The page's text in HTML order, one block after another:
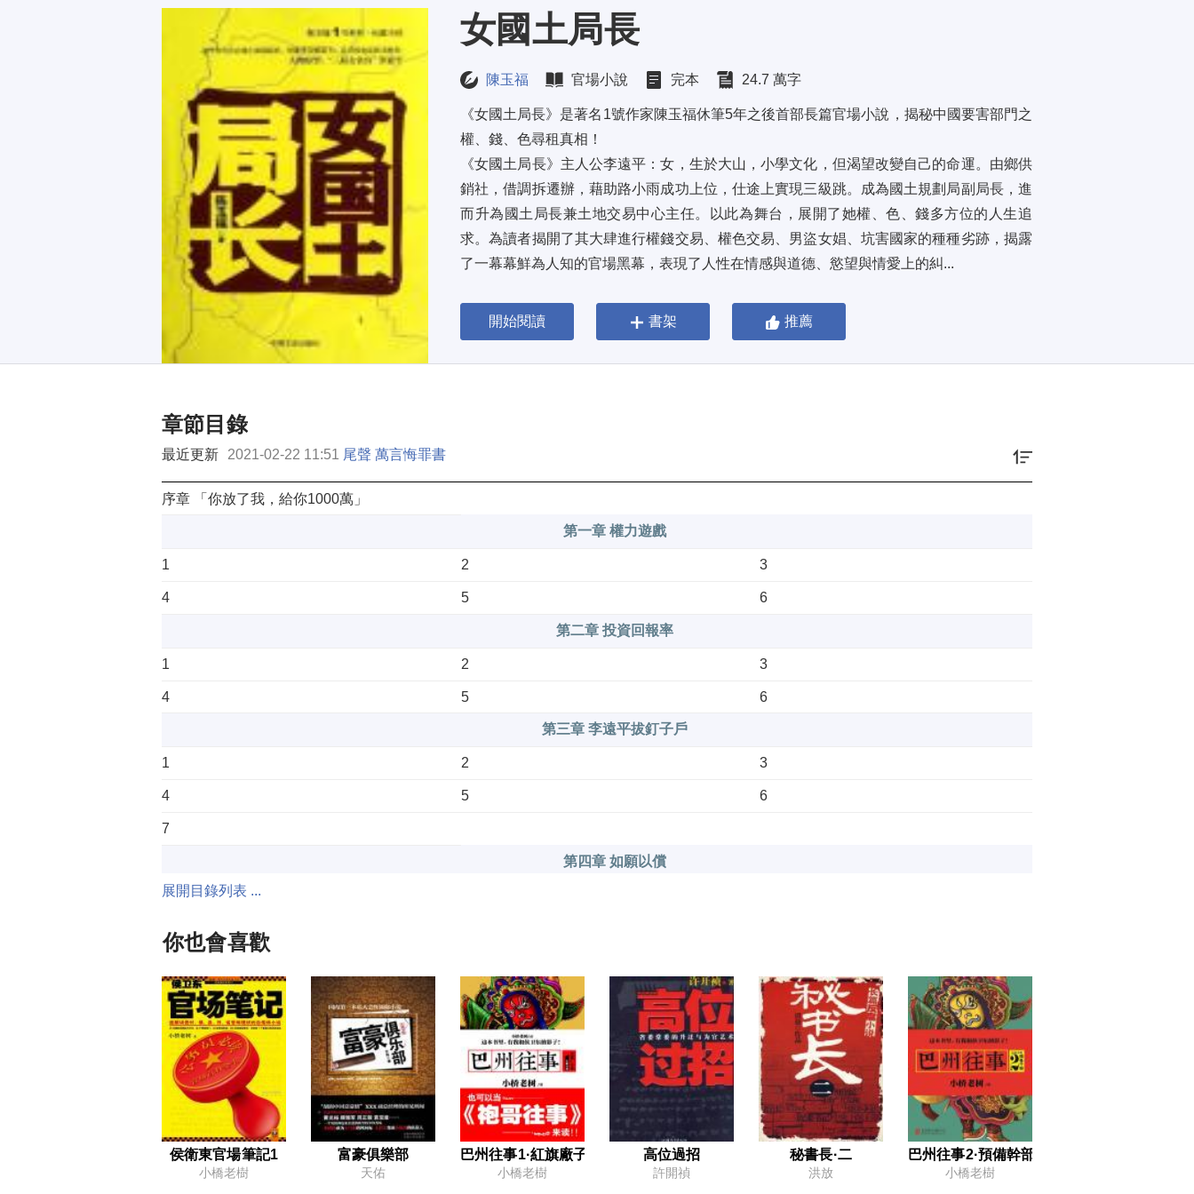
女國土局長
陳玉福 官場小說 完本 24.7 萬字
《女國土局長》是著名1號作家陳玉福休筆5年之後首部長篇官場小說，揭秘中國要害部門之
權、錢、色尋租真相！
《女國土局長》主人公李遠平：女，生於大山，小學文化，但渴望改變自己的命運。由鄉供
銷社，借調拆遷辦，藉助路小雨成功上位，仕途上實現三級跳。成為國土規劃局副局長，進
而升為國土局長兼土地交易中心主任。以此為舞台，展開了她權、色、錢多方位的人生追
求。為讀者揭開了其大肆進行權錢交易、權色交易、男盜女娼、坑害國家的種種劣跡，揭露
了一幕幕鮮為人知的官場黑幕，表現了人性在情感與道德、慾望與情愛上的糾...
開始閱讀 書架 推薦
章節目錄
最近更新 2021-02-22 11:51 尾聲 萬言悔罪書
序章 「你放了我，給你1000萬」
第一章 權力遊戲
1 2 3
4 5 6
第二章 投資回報率
1 2 3
4 5 6
第三章 李遠平拔釘子戶
1 2 3
4 5 6
7
第四章 如願以償
1
1 2 3
4 5
第六章 「賺錢」遊戲
2 3
5 6
展開目錄列表 ...
你也會喜歡
侯衛東官場筆記1
小橋老樹
富豪俱樂部
天佑
巴州往事1·紅旗廠子弟
小橋老樹
高位過招
許開禎
秘書長·二
洪放
巴州往事2·預備幹部
小橋老樹